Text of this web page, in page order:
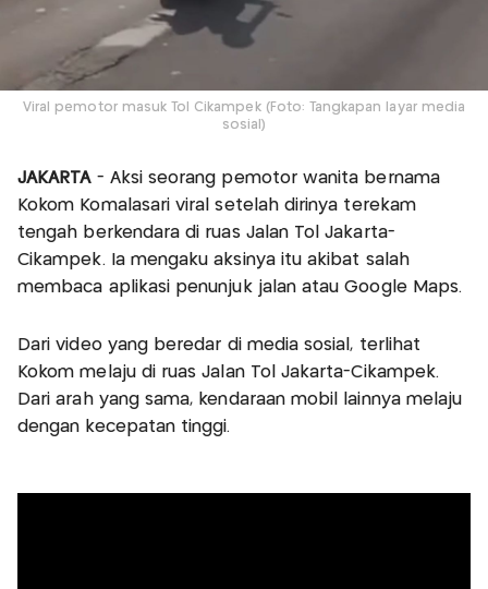
Viral pemotor masuk Tol Cikampek (Foto: Tangkapan layar media
sosial)
JAKARTA - Aksi seorang pemotor wanita bernama
Kokom Komalasari viral setelah dirinya terekam
tengah berkendara di ruas Jalan Tol Jakarta-
Cikampek. Ia mengaku aksinya itu akibat salah
membaca aplikasi penunjuk jalan atau Google Maps.
Dari video yang beredar di media sosial, terlihat
Kokom melaju di ruas Jalan Tol Jakarta-Cikampek.
Dari arah yang sama, kendaraan mobil lainnya melaju
dengan kecepatan tinggi.